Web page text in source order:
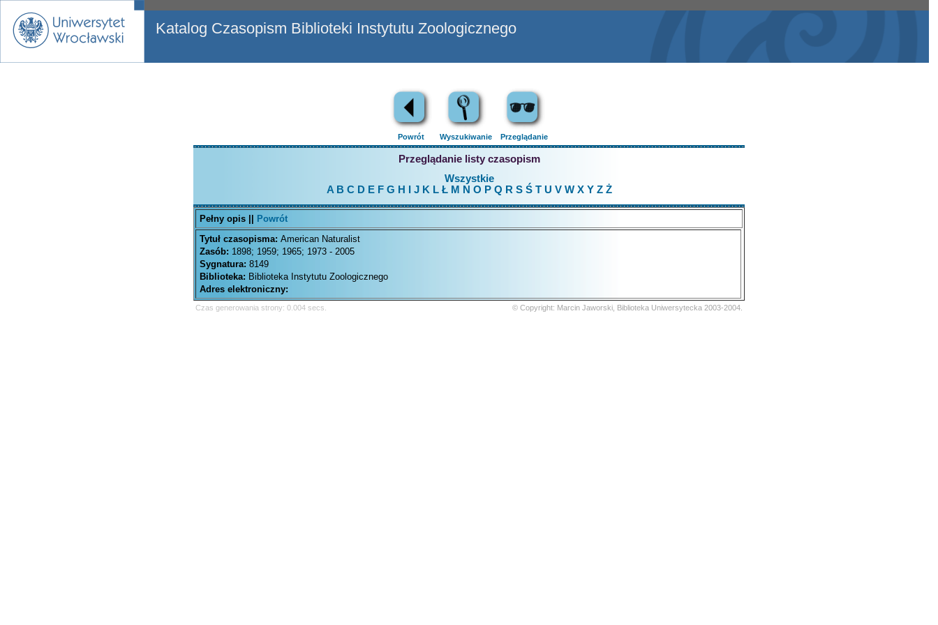
Katalog Czasopism Biblioteki Instytutu Zoologicznego
Powrót Wyszukiwanie Przeglądanie
Przeglądanie listy czasopism
Wszystkie
A B C D EFG H J K L Ł M N O P Q R S Ś T U V W X Y Z Ż
Pełny opis ||
Powrót
Tytuł czasopisma: American Naturalist
Zasób: 1898; 1959; 1965; 1973 - 2005
Sygnatura: 8149
Biblioteka: Biblioteka Instytutu Zoologicznego
Adres elektroniczny:
Czas generowania strony: 0.004 secs. © Copyright: Marcin Jaworski, Biblioteka Uniwersytecka 2003-2004.